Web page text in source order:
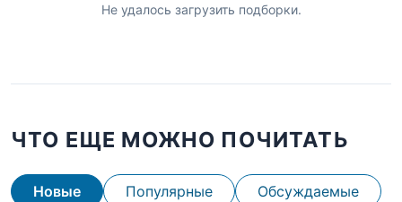
Не удалось загрузить подборки.
ЧТО ЕЩЕ МОЖНО ПОЧИТАТЬ
Новые Популярные Обсуждаемые